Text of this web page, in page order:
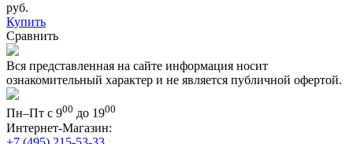
руб.
Купить
Сравнить
Вся представленная на сайте информация носит
ознакомительный характер и не является публичной офертой.
Пн–Пт с 900 до 1900
Интернет-Магазин: